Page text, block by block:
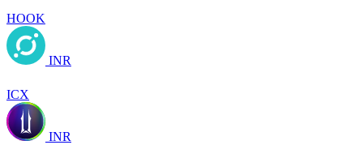
HOOK
INR
ICX
INR